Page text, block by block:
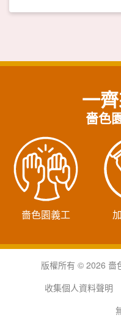
一
嗇色
嗇色園義工
版權所有 © 2026
收集個人資料聲明